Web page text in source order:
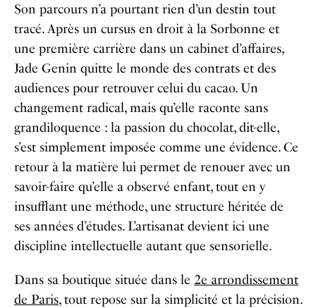
Son parcours n’a pourtant rien d’un destin tout
tracé. Après un cursus en droit à la Sorbonne et
une première carrière dans un cabinet d’affaires,
Jade Genin quitte le monde des contrats et des
audiences pour retrouver celui du cacao. Un
changement radical, mais qu’elle raconte sans
grandiloquence : la passion du chocolat, dit-elle,
s’est simplement imposée comme une évidence. Ce
retour à la matière lui permet de renouer avec un
savoir-faire qu’elle a observé enfant, tout en y
insufflant une méthode, une structure héritée de
ses années d’études. L’artisanat devient ici une
discipline intellectuelle autant que sensorielle.
Dans sa boutique située dans le 2e arrondissement
de Paris,tout repose sur la simplicité et la précision.